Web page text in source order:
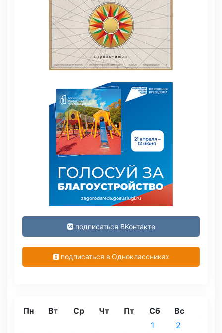
подписаться ВКонтакте
подписаться в Одноклассниках
Пн Вт Ср Чт Пт Сб Вс
1
2